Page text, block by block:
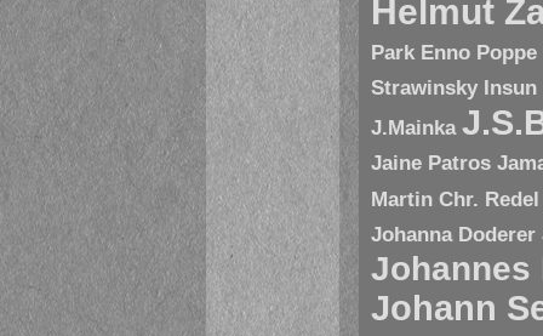
Helmut
Park Enno Poppe
Strawinsky
J.Mainka
Jaine Patros
Martin Chr. Redel
Johanna Doderer
Johannes
Johann